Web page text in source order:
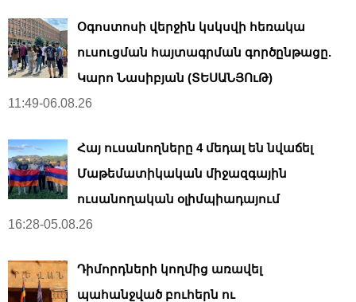
Օգոստոսի վերջին կսկսվի հեռակա
ուսուցման հայտագրման գործընթացը.
Կարո Նասիբյան (ՏԵՍԱՆՅՈւԹ)
11:49-06.08.26
Հայ ուսանողները 4 մեդալ են նվաճել
Մաթեմատիկական միջազգային
ուսանողական օլիմպիադայում
16:28-05.08.26
Դիմորդների կողմից առավել
պահանջված բուհերն ու